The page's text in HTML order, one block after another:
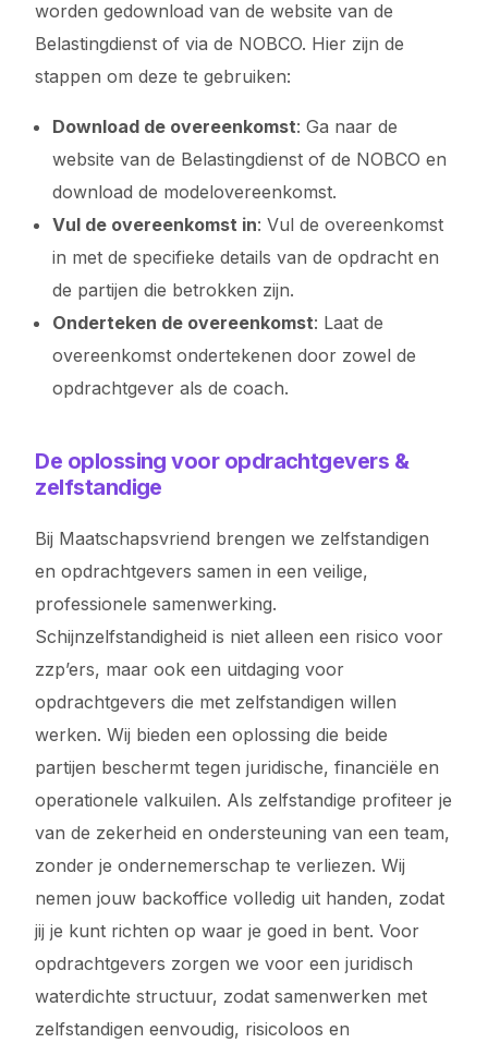
worden gedownload van de website van de
Belastingdienst of via de NOBCO. Hier zijn de
stappen om deze te gebruiken:
Download de overeenkomst: Ga naar de
website van de Belastingdienst of de NOBCO en
download de modelovereenkomst.
Vul de overeenkomst in: Vul de overeenkomst
in met de specifieke details van de opdracht en
de partijen die betrokken zijn.
Onderteken de overeenkomst: Laat de
overeenkomst ondertekenen door zowel de
opdrachtgever als de coach.
De oplossing voor opdrachtgevers &
zelfstandige
Bij Maatschapsvriend brengen we zelfstandigen
en opdrachtgevers samen in een veilige,
professionele samenwerking.
Schijnzelfstandigheid is niet alleen een risico voor
zzp’ers, maar ook een uitdaging voor
opdrachtgevers die met zelfstandigen willen
werken. Wij bieden een oplossing die beide
partijen beschermt tegen juridische, financiële en
operationele valkuilen. Als zelfstandige profiteer je
van de zekerheid en ondersteuning van een team,
zonder je ondernemerschap te verliezen. Wij
nemen jouw backoffice volledig uit handen, zodat
jij je kunt richten op waar je goed in bent. Voor
opdrachtgevers zorgen we voor een juridisch
waterdichte structuur, zodat samenwerken met
zelfstandigen eenvoudig, risicoloos en